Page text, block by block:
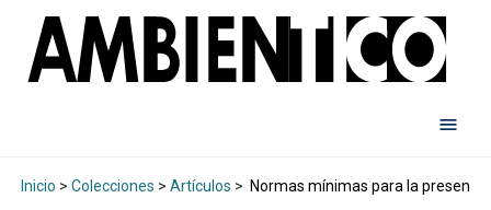
Inicio > Colecciones > Artículos > Normas mínimas para la